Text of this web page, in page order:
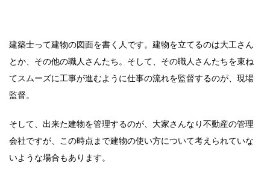
建築士って建物の図面を書く人です。建物を立てるのは大工さん
とか、その他の職人さんたち。そして、その職人さんたちを束ね
てスムーズに工事が進むように仕事の流れを監督するのが、現場
監督。
そして、出来た建物を管理するのが、大家さんなり不動産の管理
会社ですが、この時点まで建物の使い方について考えられていな
いような場合もあります。